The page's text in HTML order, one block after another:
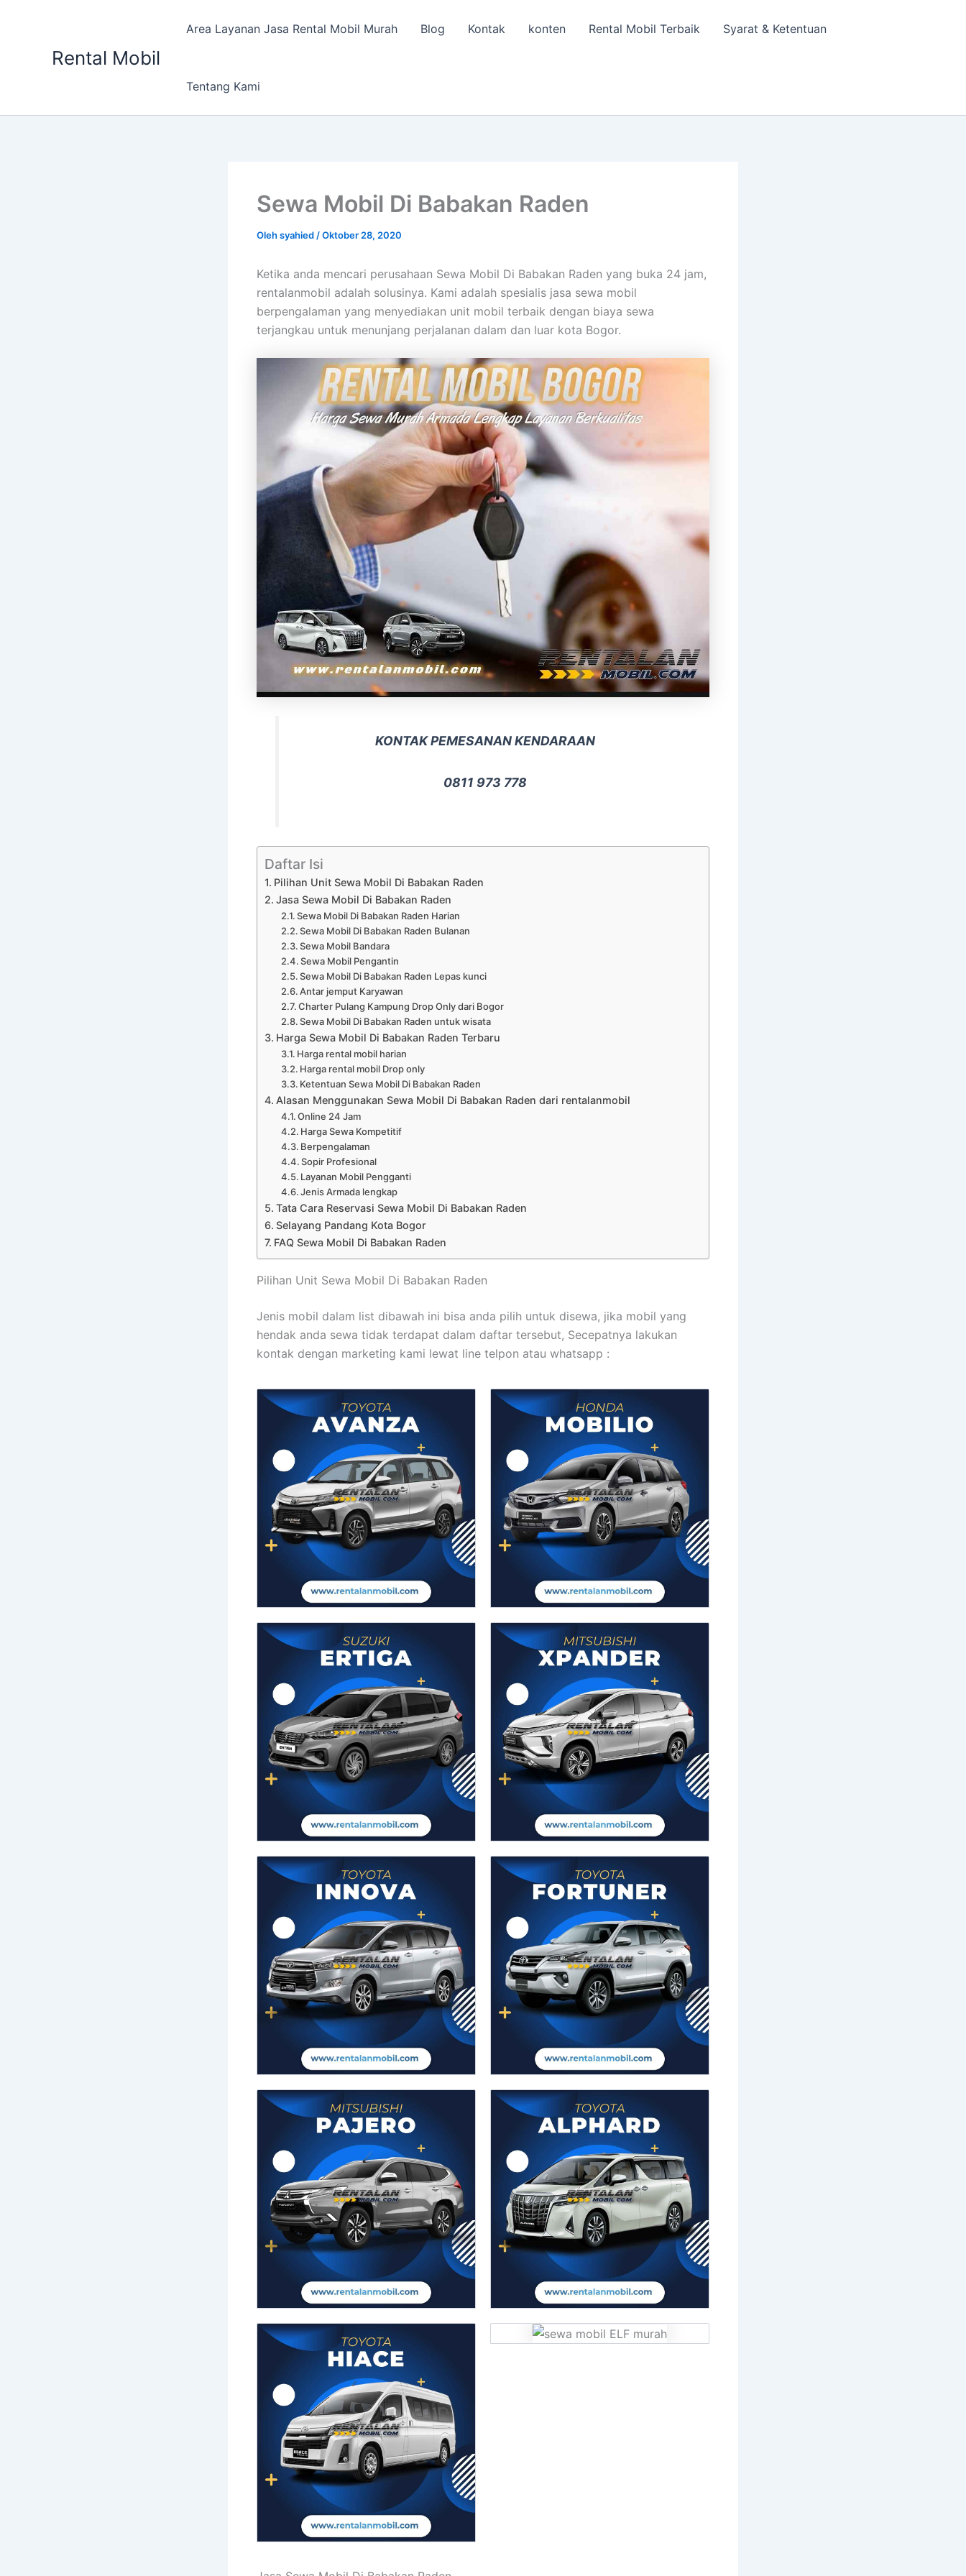
Rental Mobil
Area Layanan Jasa Rental Mobil Murah Blog Kontak konten Rental Mobil Terbaik Syarat & Ketentuan
Tentang Kami
Sewa Mobil Di Babakan Raden
Olehsyahied /Oktober 28, 2020
Ketika anda mencari perusahaan Sewa Mobil Di Babakan Raden yang buka 24 jam,
rentalanmobil adalah solusinya. Kami adalah spesialis jasa sewa mobil
berpengalaman yang menyediakan unit mobil terbaik dengan biaya sewa
terjangkau untuk menunjang perjalanan dalam dan luar kota Bogor.
KONTAK PEMESANAN KENDARAAN
0811 973 778
Daftar Isi
Pilihan Unit Sewa Mobil Di Babakan Raden
Jasa Sewa Mobil Di Babakan Raden
Sewa Mobil Di Babakan Raden Harian
Sewa Mobil Di Babakan Raden Bulanan
Sewa Mobil Bandara
Sewa Mobil Pengantin
Sewa Mobil Di Babakan Raden Lepas kunci
Antar jemput Karyawan
Charter Pulang Kampung Drop Only dari Bogor
Sewa Mobil Di Babakan Raden untuk wisata
Harga Sewa Mobil Di Babakan Raden Terbaru
Harga rental mobil harian
Harga rental mobil Drop only
Ketentuan Sewa Mobil Di Babakan Raden
Alasan Menggunakan Sewa Mobil Di Babakan Raden dari rentalanmobil
Online 24 Jam
Harga Sewa Kompetitif
Berpengalaman
Sopir Profesional
Layanan Mobil Pengganti
Jenis Armada lengkap
Tata Cara Reservasi Sewa Mobil Di Babakan Raden
Selayang Pandang Kota Bogor
FAQ Sewa Mobil Di Babakan Raden
Pilihan Unit Sewa Mobil Di Babakan Raden
Jenis mobil dalam list dibawah ini bisa anda pilih untuk disewa, jika mobil yang
hendak anda sewa tidak terdapat dalam daftar tersebut, Secepatnya lakukan
kontak dengan marketing kami lewat line telpon atau whatsapp :